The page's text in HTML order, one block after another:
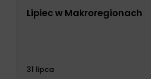
Lipiec w Makroregionach
31 lipca